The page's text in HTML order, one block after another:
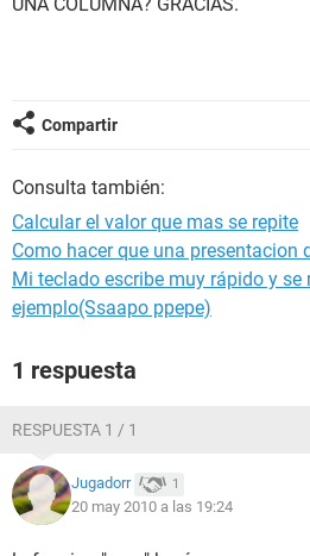
Compartir
Consulta también:
Calcular el valor que mas se repite
Como hacer que una presentacion
Mi teclado escribe muy rápido y se
ejemplo(Ssaapo ppepe)
1 respuesta
RESPUESTA 1 / 1
Jugadorr 1
20 may 2010 a las 19:24